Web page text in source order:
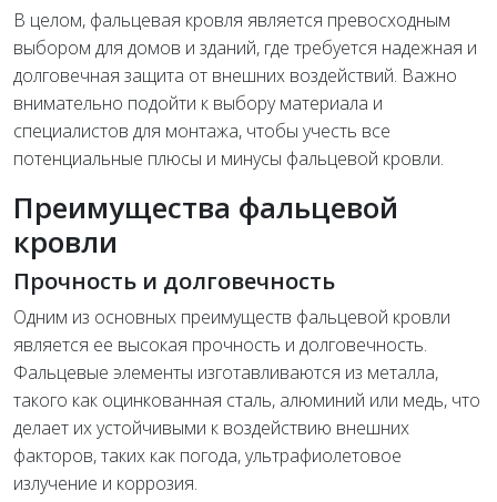
В целом, фальцевая кровля является превосходным
выбором для домов и зданий, где требуется надежная и
долговечная защита от внешних воздействий. Важно
внимательно подойти к выбору материала и
специалистов для монтажа, чтобы учесть все
потенциальные плюсы и минусы фальцевой кровли.
Преимущества фальцевой
кровли
Прочность и долговечность
Одним из основных преимуществ фальцевой кровли
является ее высокая прочность и долговечность.
Фальцевые элементы изготавливаются из металла,
такого как оцинкованная сталь, алюминий или медь, что
делает их устойчивыми к воздействию внешних
факторов, таких как погода, ультрафиолетовое
излучение и коррозия.